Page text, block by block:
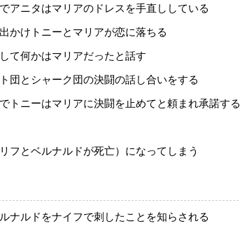
アニタはマリアのドレスを手直ししている
かけトニーとマリアが恋に落ちる
て何かはマリアだったと話す
団とシャーク団の決闘の話し合いをする
トニーはマリアに決闘を止めてと頼まれ承諾する
フとベルナルドが死亡）になってしまう
ナルドをナイフで刺したことを知らされる